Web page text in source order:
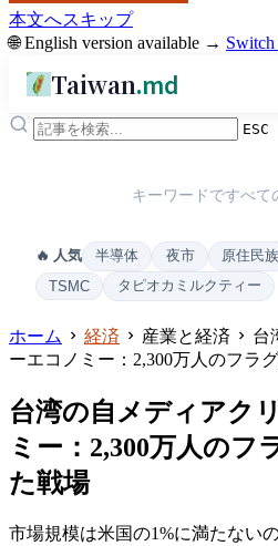
本文へスキップ
🌐 English version available →
Taiwan.md
ESC
キーワードですべて
🔥 人気 半導体 夜市 原住民族
TSMC
タピオカミルクティー
ホーム 経済 産業と経済
台
ーエコノミー：2,300万人のフラ
台湾の自メディアク
ミー：2,300万人のフ
た戦場
市場規模は米国の1%に満たない